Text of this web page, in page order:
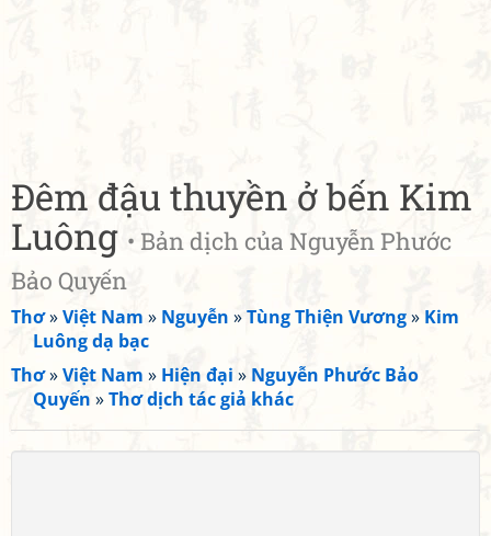
Đêm đậu thuyền ở bến Kim
Luông • Bản dịch của Nguyễn Phước
Bảo Quyến
Thơ»Việt Nam » Nguyễn »Tùng Thiện Vương» Kim
Luông dạ bạc
Thơ»Việt Nam » Hiện đại » Nguyễn Phước Bảo
Quyến »Thơ dịch tác giả khác